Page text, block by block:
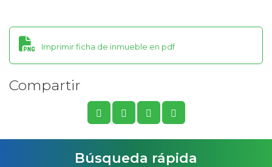
Imprimir ficha de inmueble en pdf
Compartir
Búsqueda rápida